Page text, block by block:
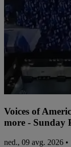
Voices of
more - Sunday
ned., 09 avg. 2026 •